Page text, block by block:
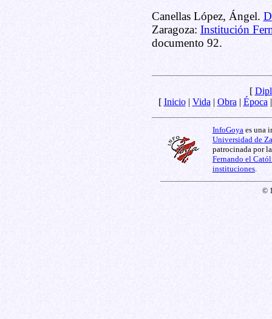
Canellas López, Ángel.
Zaragoza: Institución
documento 92.
[
[ Inicio| Vida | Obra | Época
InfoGoya es una
Universidad de
patrocinada por
Fernando el
instituciones
©